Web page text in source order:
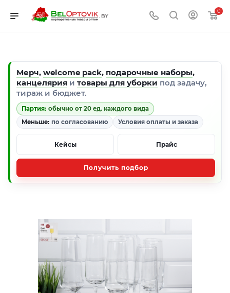
0
Мерч, welcome pack, подарочные наборы,
канцелярия и товары для уборки под задачу,
тираж и бюджет.
Партия: обычно от 20 ед. каждого вида
Меньше: по согласованию Условия оплаты и заказа
Кейсы Прайс
Получить подбор